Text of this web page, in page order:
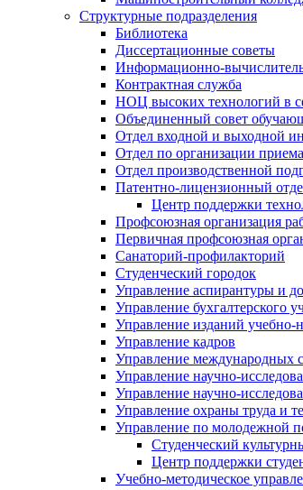
Структурные подразделения
Библиотека
Диссертационные советы
Информационно-
Контрактная служба
НОЦ высоких технологий в
Объединенный совет
Отдел входной и выходной
Отдел по организации приема
Отдел производственной
Патентно-лицензионный
Центр поддержки
Профсоюзная организация
Первичная профсоюзная
Санаторий-профилакторий
Студенческий городок
Управление аспирантуры и
Управление бухгалтерского
Управление изданий учебно-
Упpавление кадpов
Управление международных
Управление научно-
Управление научно-
Управление охраны труда и
Управление по молодежной
Студенческий
Центр поддержки
Учебно-методическое